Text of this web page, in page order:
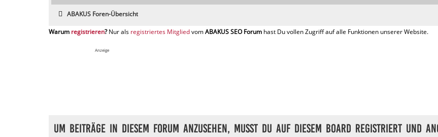
ABAKUS Foren-Übersicht
registrieren registriertes Mitglied
Anzeige
Um Beiträge in diesem Forum anzusehen, musst du auf diesem Board registriert und